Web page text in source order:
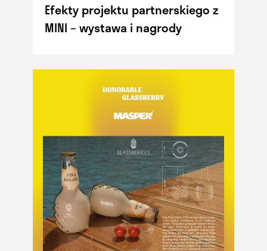
Efekty projektu partnerskiego z
MINI – wystawa i nagrody